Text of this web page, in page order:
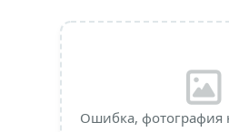
Ошибка, фотография